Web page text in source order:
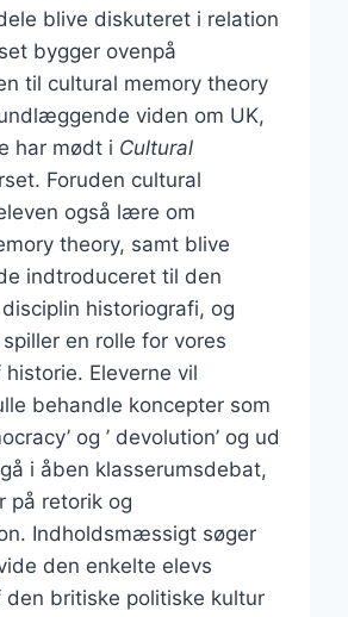
blive diskuteret i relation
bygger ovenpå
til cultural memory theory
viden om UK,
har mødt i Cultural
Foruden cultural
også lære om
theory, samt blive
indtroduceret til den
historiografi, og
en rolle for vores
Eleverne vil
behandle koncepter som
og ’ devolution’ og ud
i åben klasserumsdebat,
på retorik og
Indholdsmæssigt søger
den enkelte elevs
den britiske politiske kultur